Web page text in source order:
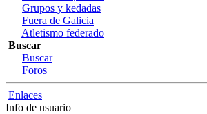
Grupos y kedadas
Fuera de Galicia
Atletismo federado
Buscar
Buscar
Foros
Enlaces
Info de usuario